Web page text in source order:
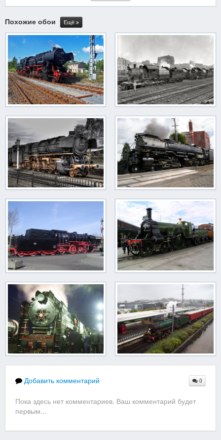
Похожие обои Ещё
Добавить комментарий 0
Пока здесь нет комментариев. Ваш комментарий будет
первым...